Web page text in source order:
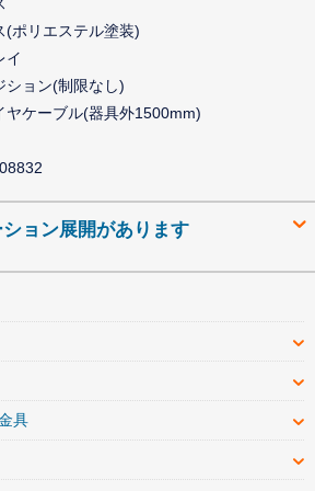
(ポリエステル塗装)
イ
ション(制限なし)
ヤケーブル(器具外1500mm)
ョン展開があります
具